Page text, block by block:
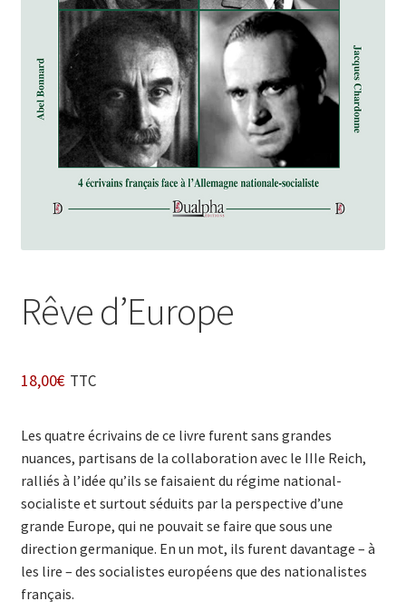
Login Customizer
Newsletter
Nous Contacter
Panier
Politique de confidentialité et cookies
Qui sommes-nous ?
Rêve d’Europe
18,00€ TTC
Les quatre écrivains de ce livre furent sans grandes
nuances, partisans de la collaboration avec le IIIe Reich,
ralliés à l’idée qu’ils se faisaient du régime national-
socialiste et surtout séduits par la perspective d’une
grande Europe, qui ne pouvait se faire que sous une
direction germanique. En un mot, ils furent davantage – à
les lire – des socialistes européens que des nationalistes
français.